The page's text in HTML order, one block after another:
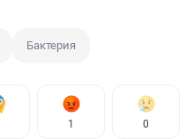
Бактерия
1 0